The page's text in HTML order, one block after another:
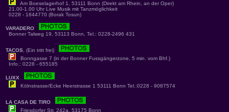
Am Boeselagerhof 1, 53111 Bonn (Direkt am Rhein, an der Oper)
21.00-1.00 Uhr Live Musik mit Tanzmöglichkeit
0228 - 1844770 (Borak Tosun)
VARADERO
Bonner Talweg 19, 53113 Bonn, Tel.: 0228-2496 431
TACOS, (Ein tritt frei)
Bonngasse 7 (in der Bonner Fussgängerzone, 5 min. vom Bhf.)
Info.: 0228 - 655185
LUXX
Kölnstrasse/Ecke Heerstrasse 1 53111 Bonn Tel.:0228 - 9087574
LA CASA DE TIRO
Friesdorfer Str. 242a, 53175 Bonn